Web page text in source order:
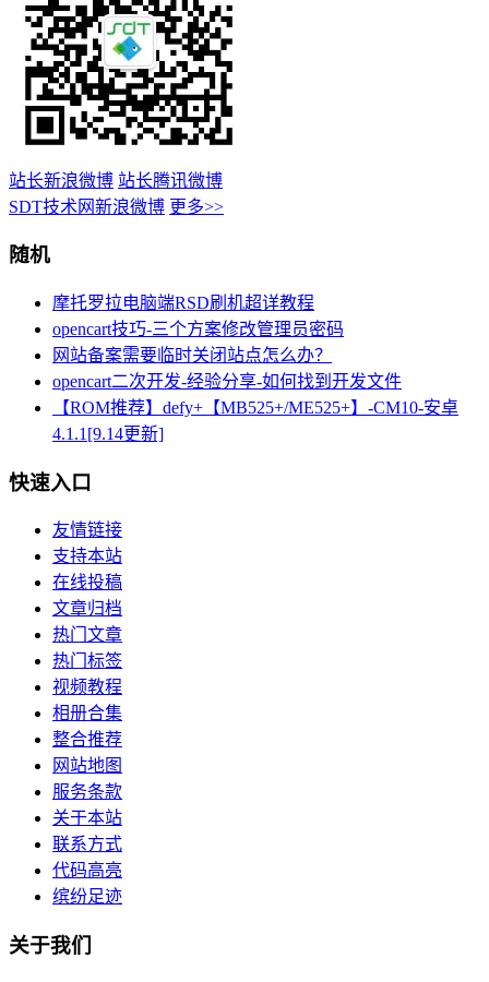
站长新浪微博 站长腾讯微博
SDT技术网新浪微博 更多>>
随机
摩托罗拉电脑端RSD刷机超详教程
opencart技巧-三个方案修改管理员密码
网站备案需要临时关闭站点怎么办？
opencart二次开发-经验分享-如何找到开发文件
【ROM推荐】defy+【MB525+/ME525+】-CM10-安卓
4.1.1[9.14更新]
快速入口
友情链接
支持本站
在线投稿
文章归档
热门文章
热门标签
视频教程
相册合集
整合推荐
网站地图
服务条款
关于本站
联系方式
代码高亮
缤纷足迹
关于我们